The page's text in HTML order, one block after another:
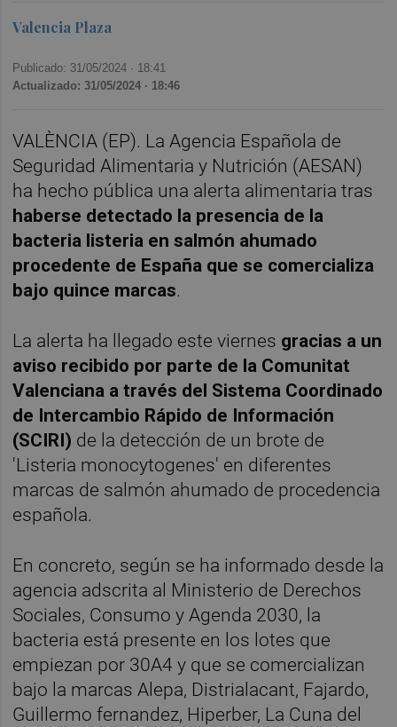
Valencia Plaza
Publicado: 31/05/2024 · 18:41
Actualizado: 31/05/2024 · 18:46
VALÈNCIA (EP). La Agencia Española de
Seguridad Alimentaria y Nutrición (AESAN)
ha hecho pública una alerta alimentaria tras
haberse detectado la presencia de la
bacteria listeria en salmón ahumado
procedente de España que se comercializa
bajo quince marcas.
La alerta ha llegado este viernes gracias a un
aviso recibido por parte de la Comunitat
Valenciana a través del Sistema Coordinado
de Intercambio Rápido de Información
(SCIRI) de la detección de un brote de
'Listeria monocytogenes' en diferentes
marcas de salmón ahumado de procedencia
española.
En concreto, según se ha informado desde la
agencia adscrita al Ministerio de Derechos
Sociales, Consumo y Agenda 2030, la
bacteria está presente en los lotes que
empiezan por 30A4 y que se comercializan
bajo la marcas Alepa, Distrialacant, Fajardo,
Guillermo fernandez, Hiperber, La Cuna del